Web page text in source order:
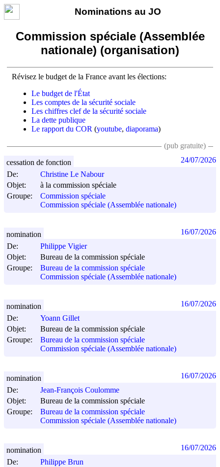
Nominations au JO
Commission spéciale (Assemblée
nationale) (organisation)
Révisez le budget de la France avant les élections:
Le budget de l'État
Les comptes de la sécurité sociale
Les chiffres clef de la sécurité sociale
La dette publique
Le rapport du COR (youtube, diaporama)
(pub gratuite)
De:
Christine Le Nabour
Objet:
à la commission spéciale
Groupe:
Commission spéciale
Commission spéciale (Assemblée nationale)
cessation de fonction 24/07/2026
De:
Philippe Vigier
Objet:
Bureau de la commission spéciale
Groupe:
Bureau de la commission spéciale
Commission spéciale (Assemblée nationale)
nomination 16/07/2026
De:
Yoann Gillet
Objet:
Bureau de la commission spéciale
Groupe:
Bureau de la commission spéciale
Commission spéciale (Assemblée nationale)
nomination 16/07/2026
De:
Jean-François Coulomme
Objet:
Bureau de la commission spéciale
Groupe:
Bureau de la commission spéciale
Commission spéciale (Assemblée nationale)
nomination 16/07/2026
De:
Philippe Brun
nomination 16/07/2026